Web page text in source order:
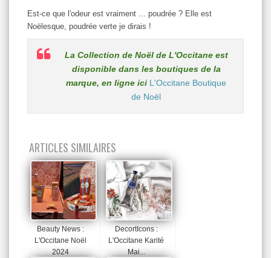
Est-ce que l'odeur est vraiment ... poudrée ? Elle est
Noëlesque, poudrée verte je dirais !
La Collection de Noël de L'Occitane est
disponible dans les boutiques de la
marque, en ligne ici L'Occitane Boutique
de Noël
ARTICLES SIMILAIRES
Beauty News :
L'Occitane Noël
2024
DecortIcons :
L'Occitane Karité
Mai...